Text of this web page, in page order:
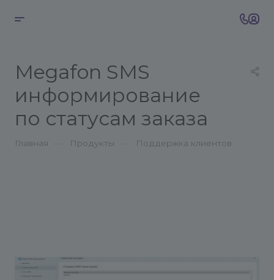
Megafon SMS
информирование
по статусам заказа
Главная Продукты Поддержка клиентов